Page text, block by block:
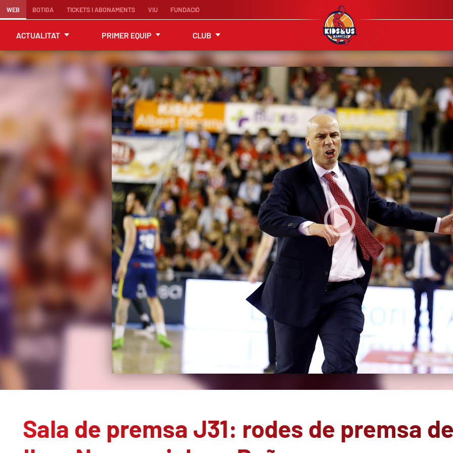
WEB BOTIGA TICKETS I ABONAMENTS VIU FUNDACIÓ
ACTUALITAT PRIMER EQUIP CLUB
Sala de premsa J31: rodes de premsa